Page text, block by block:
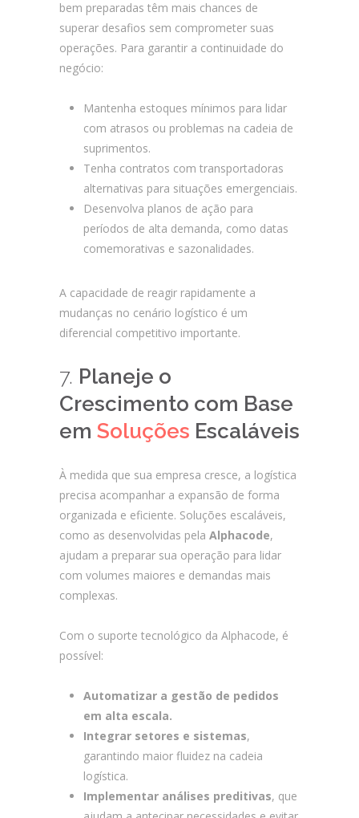
bem preparadas têm mais chances de
superar desafios sem comprometer suas
operações. Para garantir a continuidade do
negócio:
Mantenha estoques mínimos para lidar
com atrasos ou problemas na cadeia de
suprimentos.
Tenha contratos com transportadoras
alternativas para situações emergenciais.
Desenvolva planos de ação para
períodos de alta demanda, como datas
comemorativas e sazonalidades.
A capacidade de reagir rapidamente a
mudanças no cenário logístico é um
diferencial competitivo importante.
7. Planeje o
Crescimento com Base
em Soluções Escaláveis
À medida que sua empresa cresce, a logística
precisa acompanhar a expansão de forma
organizada e eficiente. Soluções escaláveis,
como as desenvolvidas pela Alphacode,
ajudam a preparar sua operação para lidar
com volumes maiores e demandas mais
complexas.
Com o suporte tecnológico da Alphacode, é
possível:
Automatizar a gestão de pedidos
em alta escala.
Integrar setores e sistemas,
garantindo maior fluidez na cadeia
logística.
Implementar análises preditivas, que